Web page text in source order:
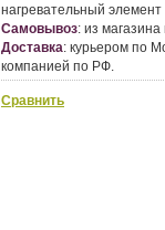
нагревательный элемент
Самовывоз: из магазина
Доставка: курьером по
компанией по РФ.
Сравнить